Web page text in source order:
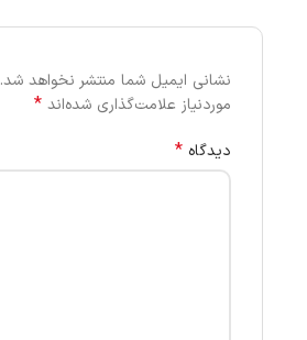
نشانی ایمیل شما منتشر نخواهد شد.
موردنیاز علامت‌گذاری شده‌اند *
دیدگاه *